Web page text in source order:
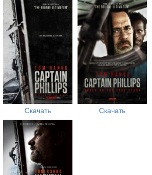
Скачать Скачать